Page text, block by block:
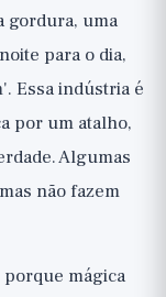
preciso ter
saúde por
dica
gordura, uma
para o dia,
Essa indústria é
por um atalho,
Algumas
não fazem
porque mágica